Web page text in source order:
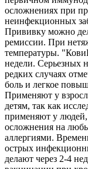
осложнениях при
неинфекционных
Прививку можно
ремиссии. При
температуры.
недели. Серьезных
редких случаях
боль и легкое
Применяют у
детям, так как
применяют у людей,
осложнения на
аллергиями.
острых
делают через 2-4